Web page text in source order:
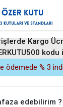
Kargo
kodu
ödemede % 3
edebilirim ?